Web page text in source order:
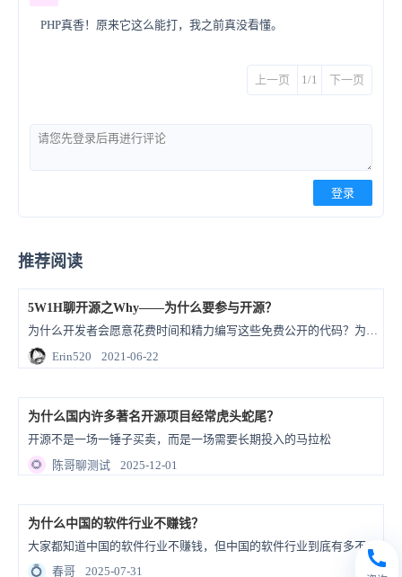
PHP真香！原来它这么能打，我之前真没看懂。
上一页 1/1 下一页
登录
推荐阅读
5W1H聊开源之Why——为什么要参与开源？
为什么开发者会愿意花费时间和精力编写这些免费公开的代码？为什么企业会愿意让他们的员工编写代码，开源让其他公司甚至是竞争对手都可以使用？个体参与开源会得到什么？本文就这些问题进行解答阐述。
Erin520
2021-06-22
为什么国内许多著名开源项目经常虎头蛇尾？
开源不是一场一锤子买卖，而是一场需要长期投入的马拉松
🌻
陈哥聊测试 2025-12-01
为什么中国的软件行业不赚钱？
💍
春哥 2025-07-31